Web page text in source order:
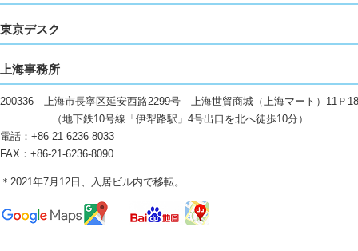
東京デスク
上海事務所
200336 上海市長寧区延安西路2299号 上海世貿商城（上海マート）11Ｐ
（地下鉄10号線「伊犁路駅」4号出口を北へ徒歩10分）
電話：+86-21-6236-8033
FAX：+86-21-6236-8090
＊2021年7月12日、入居ビル内で移転。